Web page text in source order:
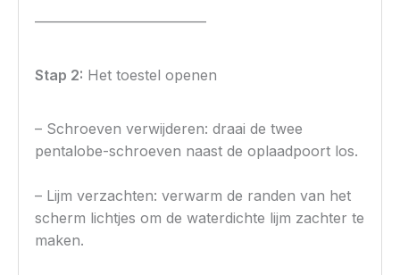
————————————
Stap 2: Het toestel openen
– Schroeven verwijderen: draai de twee
pentalobe-schroeven naast de oplaadpoort los.
– Lijm verzachten: verwarm de randen van het
scherm lichtjes om de waterdichte lijm zachter te
maken.